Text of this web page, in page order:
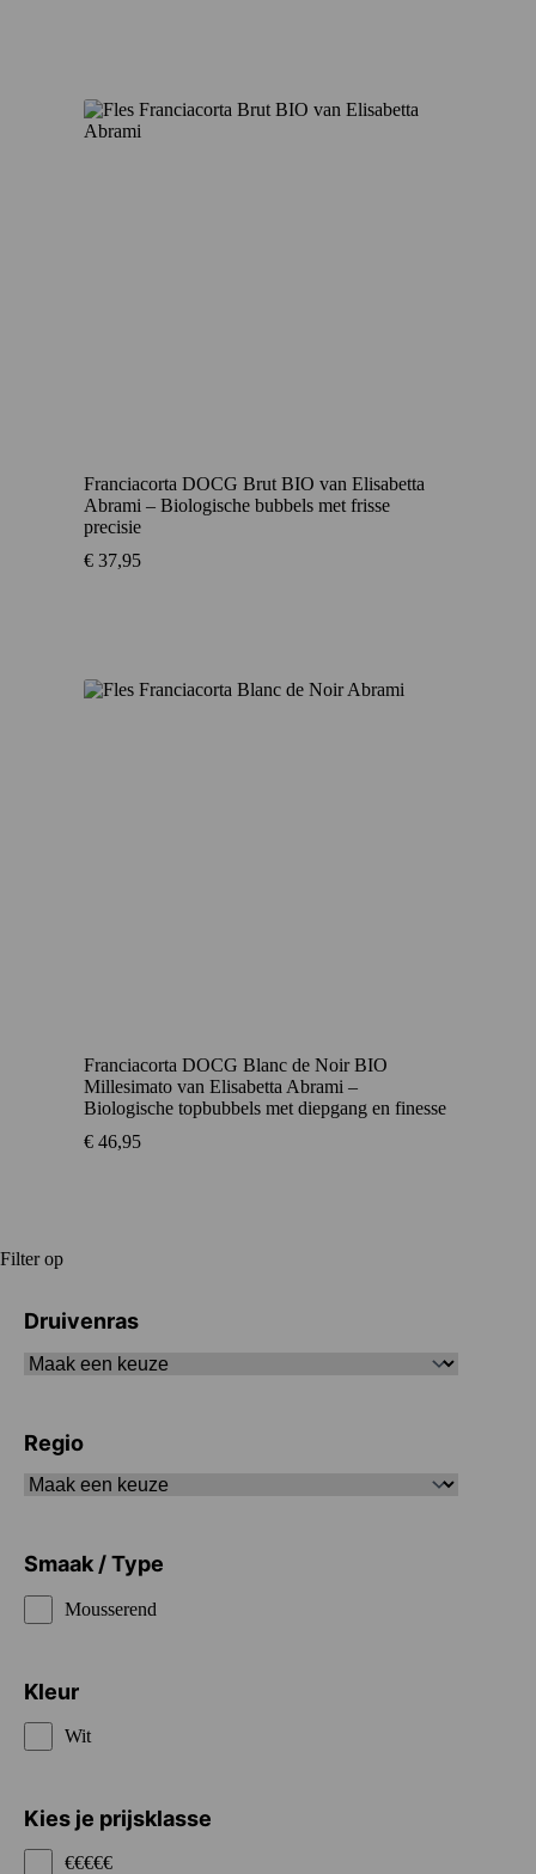
Franciacorta DOCG Brut BIO van Elisabetta
Abrami – Biologische bubbels met frisse
precisie
€ 37,95
Franciacorta DOCG Blanc de Noir BIO
Millesimato van Elisabetta Abrami –
Biologische topbubbels met diepgang en finesse
€ 46,95
Filter op
Druivenras
Regio
Smaak / Type
Mousserend
Kleur
Wit
Kies je prijsklasse
€€€€€